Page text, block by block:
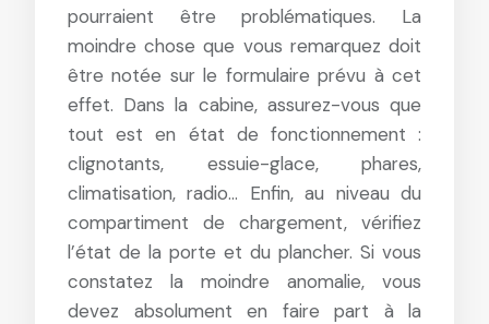
pourraient être problématiques. La
moindre chose que vous remarquez doit
être notée sur le formulaire prévu à cet
effet. Dans la cabine, assurez-vous que
tout est en état de fonctionnement :
clignotants, essuie-glace, phares,
climatisation, radio… Enfin, au niveau du
compartiment de chargement, vérifiez
l’état de la porte et du plancher. Si vous
constatez la moindre anomalie, vous
devez absolument en faire part à la